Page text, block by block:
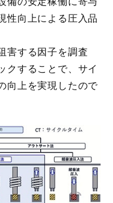
性向上による圧入品
害する因子を調査
クすることで、サイ
向上を実現したので